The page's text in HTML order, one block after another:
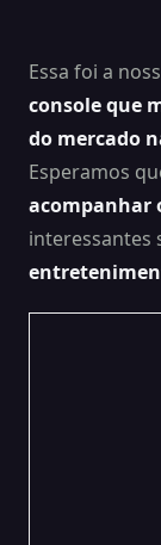
Essa foi a
console que
do mercado
Esperamos
acompanhar
interessantes